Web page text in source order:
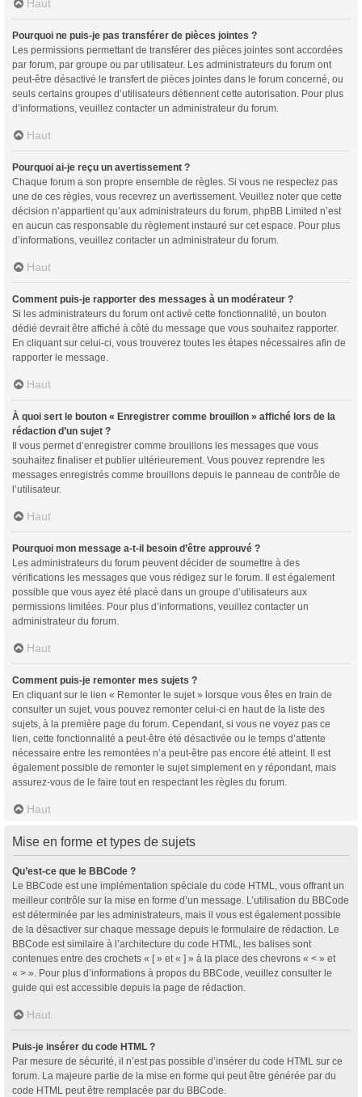
Haut
Pourquoi ne puis-je pas transférer de pièces jointes ?
Les permissions permettant de transférer des pièces jointes sont accordées
par forum, par groupe ou par utilisateur. Les administrateurs du forum ont
peut-être désactivé le transfert de pièces jointes dans le forum concerné, ou
seuls certains groupes d’utilisateurs détiennent cette autorisation. Pour plus
d’informations, veuillez contacter un administrateur du forum.
Haut
Pourquoi ai-je reçu un avertissement ?
Chaque forum a son propre ensemble de règles. Si vous ne respectez pas
une de ces règles, vous recevrez un avertissement. Veuillez noter que cette
décision n’appartient qu’aux administrateurs du forum, phpBB Limited n’est
en aucun cas responsable du règlement instauré sur cet espace. Pour plus
d’informations, veuillez contacter un administrateur du forum.
Haut
Comment puis-je rapporter des messages à un modérateur ?
Si les administrateurs du forum ont activé cette fonctionnalité, un bouton
dédié devrait être affiché à côté du message que vous souhaitez rapporter.
En cliquant sur celui-ci, vous trouverez toutes les étapes nécessaires afin de
rapporter le message.
Haut
À quoi sert le bouton « Enregistrer comme brouillon » affiché lors de la
rédaction d’un sujet ?
Il vous permet d’enregistrer comme brouillons les messages que vous
souhaitez finaliser et publier ultérieurement. Vous pouvez reprendre les
messages enregistrés comme brouillons depuis le panneau de contrôle de
l’utilisateur.
Haut
Pourquoi mon message a-t-il besoin d’être approuvé ?
Les administrateurs du forum peuvent décider de soumettre à des
vérifications les messages que vous rédigez sur le forum. Il est également
possible que vous ayez été placé dans un groupe d’utilisateurs aux
permissions limitées. Pour plus d’informations, veuillez contacter un
administrateur du forum.
Haut
Comment puis-je remonter mes sujets ?
En cliquant sur le lien « Remonter le sujet » lorsque vous êtes en train de
consulter un sujet, vous pouvez remonter celui-ci en haut de la liste des
sujets, à la première page du forum. Cependant, si vous ne voyez pas ce
lien, cette fonctionnalité a peut-être été désactivée ou le temps d’attente
nécessaire entre les remontées n’a peut-être pas encore été atteint. Il est
également possible de remonter le sujet simplement en y répondant, mais
assurez-vous de le faire tout en respectant les règles du forum.
Haut
Mise en forme et types de sujets
Qu’est-ce que le BBCode ?
Le BBCode est une implémentation spéciale du code HTML, vous offrant un
meilleur contrôle sur la mise en forme d’un message. L’utilisation du BBCode
est déterminée par les administrateurs, mais il vous est également possible
de la désactiver sur chaque message depuis le formulaire de rédaction. Le
BBCode est similaire à l’architecture du code HTML, les balises sont
contenues entre des crochets « [ » et « ] » à la place des chevrons « < » et
« > ». Pour plus d’informations à propos du BBCode, veuillez consulter le
guide qui est accessible depuis la page de rédaction.
Haut
Puis-je insérer du code HTML ?
Par mesure de sécurité, il n’est pas possible d’insérer du code HTML sur ce
forum. La majeure partie de la mise en forme qui peut être générée par du
code HTML peut être remplacée par du BBCode.